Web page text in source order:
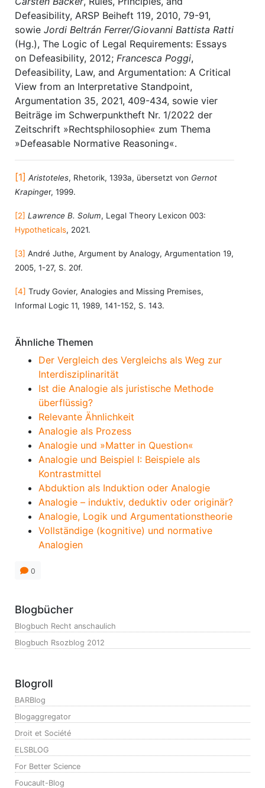
Defeasibility, ARSP Beiheft 119, 2010, 79-91,
sowie Jordi Beltrán Ferrer/Giovanni Battista Ratti
(Hg.), The Logic of Legal Requirements: Essays
on Defeasibility, 2012; Francesca Poggi,
Defeasibility, Law, and Argumentation: A Critical
View from an Interpretative Standpoint,
Argumentation 35, 2021, 409-434, sowie vier
Beiträge im Schwerpunktheft Nr. 1/2022 der
Zeitschrift »Rechtsphilosophie« zum Thema
»Defeasable Normative Reasoning«.
[1] Aristoteles, Rhetorik, 1393a, übersetzt von Gernot
Krapinger, 1999.
[2] Lawrence B. Solum, Legal Theory Lexicon 003:
Hypotheticals, 2021.
[3] André Juthe, Argument by Analogy, Argumentation 19,
2005, 1-27, S. 20f.
[4] Trudy Govier, Analogies and Missing Premises,
Informal Logic 11, 1989, 141-152, S. 143.
Ähnliche Themen
Der Vergleich des Vergleichs als Weg zur
Interdisziplinarität
Ist die Analogie als juristische Methode
überflüssig?
Relevante Ähnlichkeit
Analogie als Prozess
Analogie und »Matter in Question«
Analogie und Beispiel I: Beispiele als
Kontrastmittel
Abduktion als Induktion oder Analogie
Analogie – induktiv, deduktiv oder originär?
Analogie, Logik und Argumentationstheorie
Vollständige (kognitive) und normative
Analogien
0
Blogbücher
Blogbuch Recht anschaulich
Blogbuch Rsozblog 2012
Blogroll
BARBlog
Blogaggregator
Droit et Société
ELSBLOG
For Better Science
Foucault-Blog